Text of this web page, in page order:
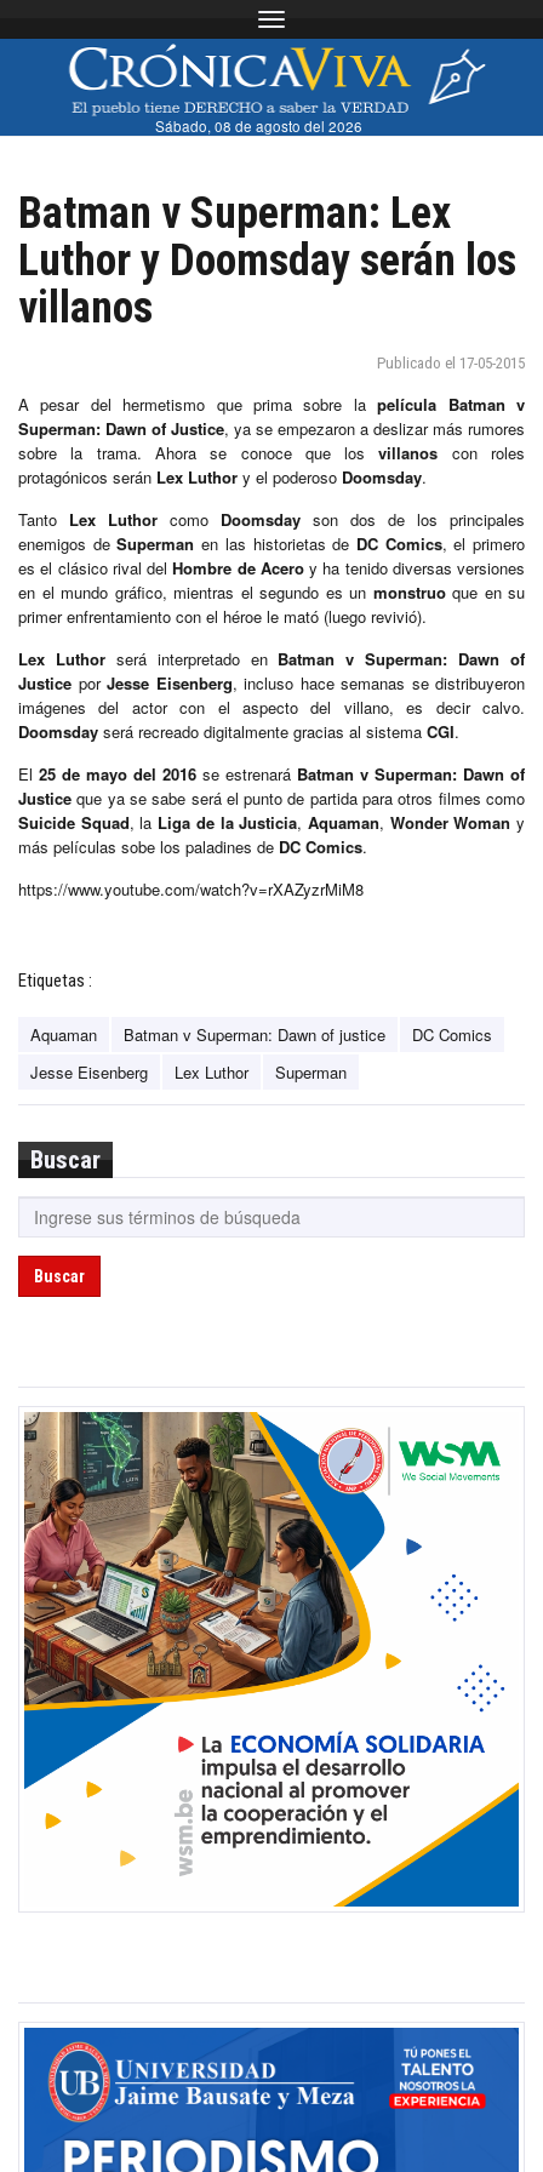
Toggle navigation
Sábado, 08 de agosto del 2026
Batman v Superman: Lex
Luthor y Doomsday serán los
villanos
Publicado el 17-05-2015
A pesar del hermetismo que prima sobre lapelícula Batman v
Superman: Dawn of Justice, ya se empezaron a deslizar más rumores
sobre la trama. Ahora se conoce que losvillanos con roles
protagónicos serán Lex Luthor y el poderoso Doomsday.
Tanto Lex Luthor como Doomsday son dos de los principales
enemigos deSuperman en las historietas de DC Comics, el primero
es el clásico rival delHombre de Aceroy ha tenido diversas versiones
en el mundo gráfico, mientras el segundo es un monstruoque en su
primer enfrentamiento con el héroe le mató (luego revivió).
Lex Luthorserá interpretado en Batman v Superman: Dawn of
Justice por Jesse Eisenberg, incluso hace semanas se distribuyeron
imágenes del actor con el aspecto del villano, es decir calvo.
Doomsday será recreado digitalmente gracias al sistema CGI.
El 25 de mayo del 2016 se estrenará Batman v Superman: Dawn of
Justice que ya se sabe será el punto de partida para otros filmes como
Suicide Squad, la Liga de la Justicia, Aquaman, Wonder Woman y
más películas sobe los paladines de DC Comics.
https://www.youtube.com/watch?v=rXAZyzrMiM8
Etiquetas :
Aquaman Batman v Superman: Dawn of justice
DC Comics
Jesse Eisenberg
Lex Luthor Superman
Buscar
Buscar